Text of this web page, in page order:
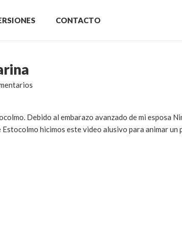
CONTACTO
Debido al embarazo avanzado de mi esposa
hicimos este video alusivo para animar un